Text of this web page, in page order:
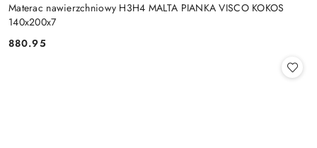
Materac nawierzchniowy H3H4 MALTA PIANKA VISCO KOKOS
140x200x7
Cena:
880.95